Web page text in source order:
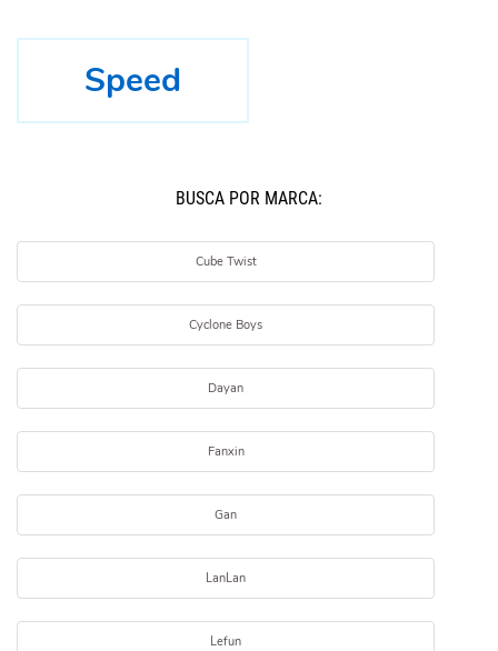
Speed
BUSCÁ POR MARCA:
Cube Twist
Cyclone Boys
Dayan
Fanxin
Gan
LanLan
Lefun